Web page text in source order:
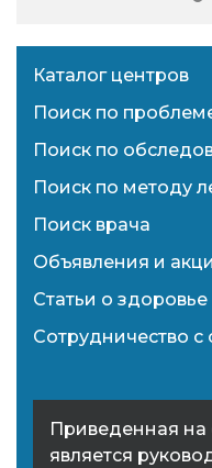
Каталог центров
Поиск по
Поиск по
Поиск по методу
Поиск врача
Объявления и
Статьи о здоровье
Сотрудничество с
Приведенная
является